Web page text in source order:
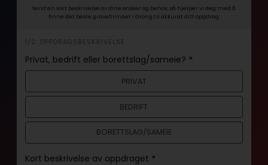
Send en kort beskrivelse av dine ønsker og behov, så hjelper vi deg med å
finne det beste gravefirmaet i Grong til akkurat ditt oppdrag.
i
n
n
o
d
1/2: OPPDRAGSBESKRIVELSE
Privat, bedrift eller borettslag/sameie? *
PRIVAT
BEDRIFT
BORETTSLAG/SAMEIE
Kort beskrivelse av oppdraget *